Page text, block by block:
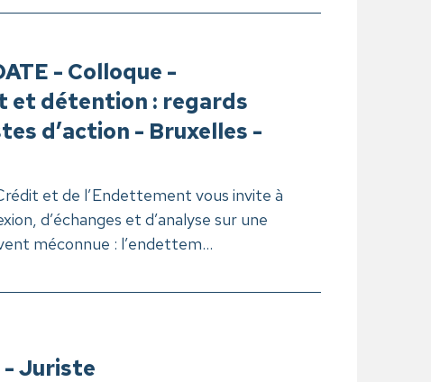
- Colloque -
et détention : regards
d’action - Bruxelles -
et de l’Endettement vous invite à
d’échanges et d’analyse sur une
méconnue : l’endettem...
Juriste